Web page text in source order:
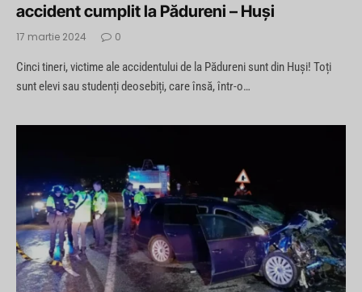
accident cumplit la Pădureni – Huși
17 martie 2024 0
Cinci tineri, victime ale accidentului de la Pădureni sunt din Huși! Toți
sunt elevi sau studenți deosebiți, care însă, într-o…